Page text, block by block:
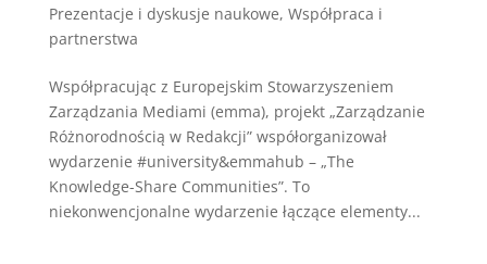
Prezentacje i dyskusje naukowe, Współpraca i
partnerstwa
Współpracując z Europejskim Stowarzyszeniem
Zarządzania Mediami (emma), projekt „Zarządzanie
Różnorodnością w Redakcji” współorganizował
wydarzenie #university&emmahub – „The
Knowledge-Share Communities”. To
niekonwencjonalne wydarzenie łączące elementy...